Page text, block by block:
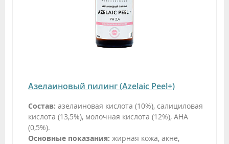
Азелаиновый пилинг (Azelaic Peel+)
Состав: азелаиновая кислота (10%), салициловая
кислота (13,5%), молочная кислота (12%), AHA
(0,5%).
Основные показания: жирная кожа, акне,